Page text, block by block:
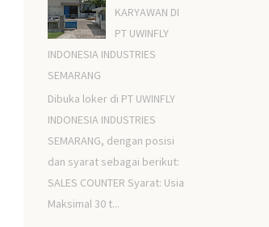
KARYAWAN DI
PT UWINFLY
INDONESIA INDUSTRIES
SEMARANG
Dibuka loker di PT UWINFLY
INDONESIA INDUSTRIES
SEMARANG, dengan posisi
dan syarat sebagai berikut:
SALES COUNTER Syarat: Usia
Maksimal 30 t...